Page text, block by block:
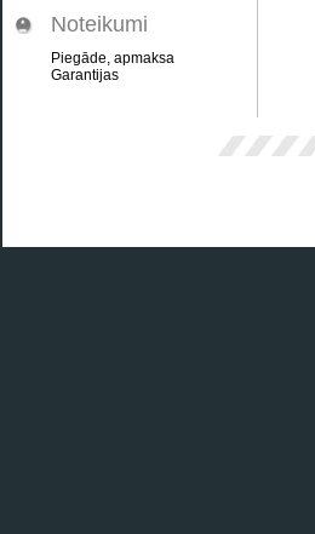
Noteikumi
Piegāde, apmaksa
Garantijas